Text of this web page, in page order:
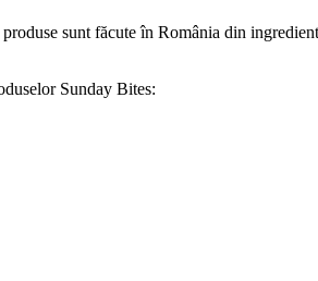
sunt făcute în România din
Sunday Bites: